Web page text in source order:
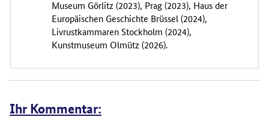
Museum Görlitz (2023), Prag (2023), Haus der
Europäischen Geschichte Brüssel (2024),
Livrustkammaren Stockholm (2024),
Kunstmuseum Olmütz (2026).
Ihr Kommentar: